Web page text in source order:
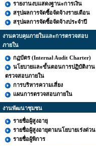
รายงานงบแสดงฐานะการเงิน
สรุปผลการจัดซื้อจัดจ้างรายเดือน
สรุปผลการจัดซื้อจัดจ้างประจำปี
งานควบคุมภายในและการตรวจสอบ
ภายใน
กฏบัตร (Internal Audit Charter)
นโยบายและขั้นตอนการปฏิบัติงาน
ตรวจสอบภายใน
การบริหารความเสี่ยง
แผนการตรวจสอบภายใน
งานพัฒนาชุมชน
รายชื่อผู้สูงอายุ
รายชื่อผู้สูงอายุตามนโยบายเร่งด่วน
รายชื่อผู้พิการ